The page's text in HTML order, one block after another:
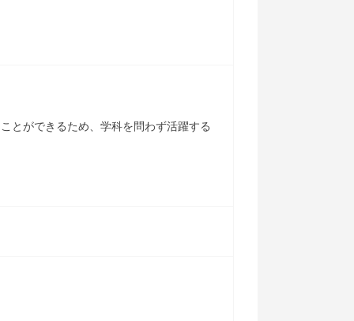
とができるため、学科を問わず活躍する